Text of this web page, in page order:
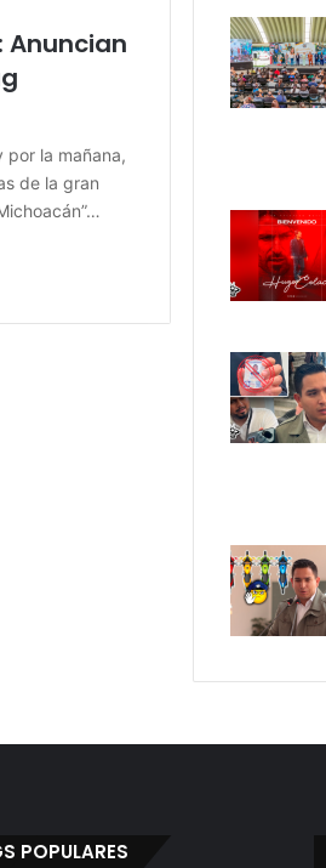
Anuncian
por la mañana,
de la gran
POPULARES